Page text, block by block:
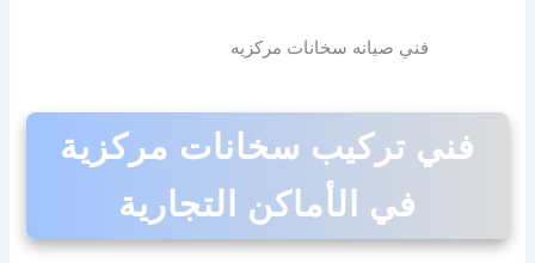
فني صيانه سخانات مركزيه
فني تركيب سخانات مركزية
في الأماكن التجارية